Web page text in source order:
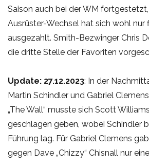
Saison auch bei der WM
Ausrüster-Wechsel hat sich wohl nur
ausgezahlt. Smith-Bezwinger Chris
die dritte Stelle der Favoriten
Update: 27.12.2023: In der
Martin Schindler und Gabriel
„The Wall“ musste sich Scott
geschlagen geben, wobei Schindler
Führung lag. Für Gabriel Clemens
gegen Dave „Chizzy“ Chisnall nur